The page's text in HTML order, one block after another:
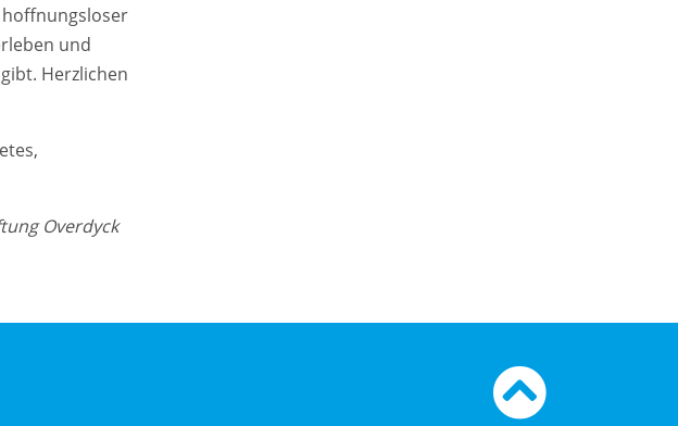
hoffnungsloser
und
Herzlichen
Overdyck
Zum